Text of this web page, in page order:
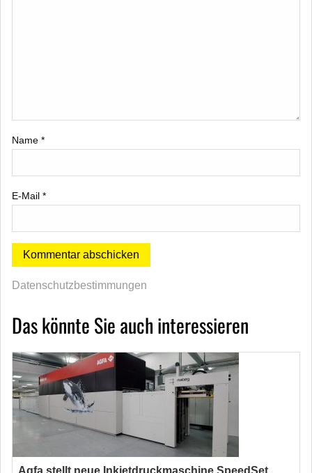
Name *
E-Mail *
Datenschutzbestimmungen
Das könnte Sie auch interessieren
Agfa stellt neue Inkjetdruckmaschine SpeedSet